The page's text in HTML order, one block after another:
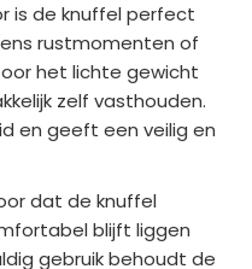
is de knuffel perfect
rustmomenten of
het lichte gewicht
zelf vasthouden.
en geeft een veilig en
dat de knuffel
blijft liggen
gebruik behoudt de